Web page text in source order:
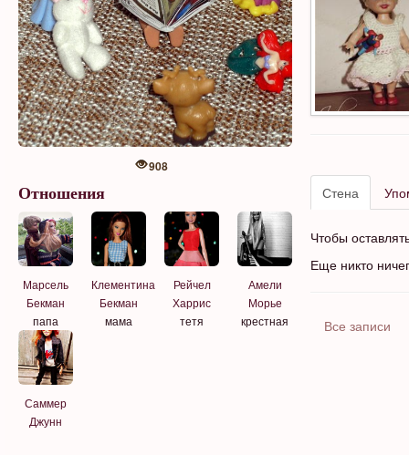
908
Отношения
Марсель
Бекман
папа
Клементина
Бекман
мама
Рейчел
Харрис
тетя
Амели
Морье
крестная
Саммер
Джунн
Стена
Чтобы
Еще никто
Все записи